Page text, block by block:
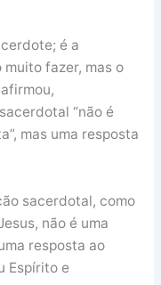
é a
muito fazer, mas o
“não é
mas uma resposta
sacerdotal, como
não é uma
resposta ao
Espírito e